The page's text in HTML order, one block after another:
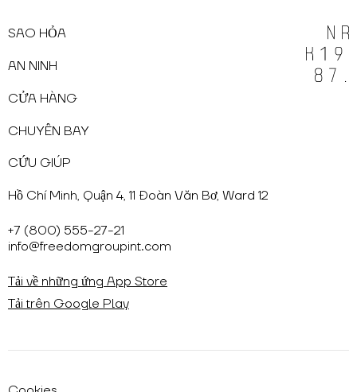
SAO HỎA
AN NINH
CỬA HÀNG
CHUYẾN BAY
CỨU GIÚP
Hồ Chí Minh, Quận 4, 11 Đoàn Văn Bơ, Ward 12
+7 (800) 555-27-21
info@freedomgroupint.com
Tải về những ứng App Store
Tải trên Google Play